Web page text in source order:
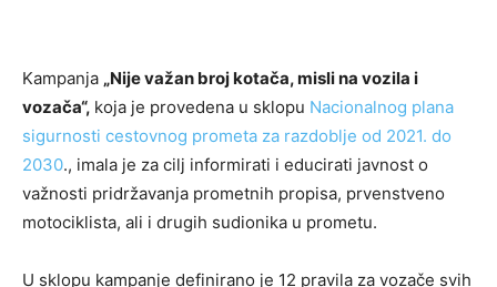
Kampanja „Nije važan broj kotača, misli na vozila i
vozača“, koja je provedena u sklopu Nacionalnog plana
sigurnosti cestovnog prometa za razdoblje od 2021. do
2030., imala je za cilj informirati i educirati javnost o
važnosti pridržavanja prometnih propisa, prvenstveno
motociklista, ali i drugih sudionika u prometu.
U sklopu kampanje definirano je 12 pravila za vozače svih